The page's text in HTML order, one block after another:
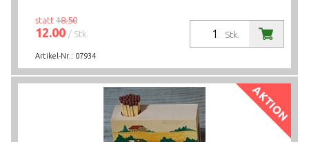
Stk.
statt 18.50
12.00 / Stk.
Artikel-Nr.: 07934
AKTION